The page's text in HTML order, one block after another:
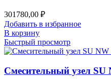
301780,00 ₽
Добавить в избранное
В корзину
Быстрый просмотр
Смесительный узел SU